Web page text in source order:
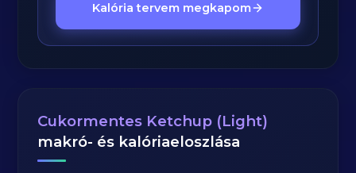
Kalória tervem megkapom
Cukormentes Ketchup (Light)
makró- és kalóriaeloszlása